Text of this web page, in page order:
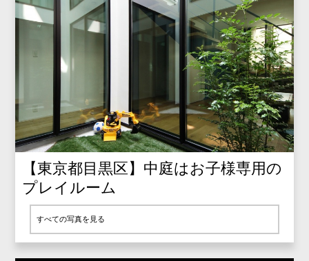
【東京都目黒区】中庭はお子様専用の
プレイルーム
すべての写真を見る